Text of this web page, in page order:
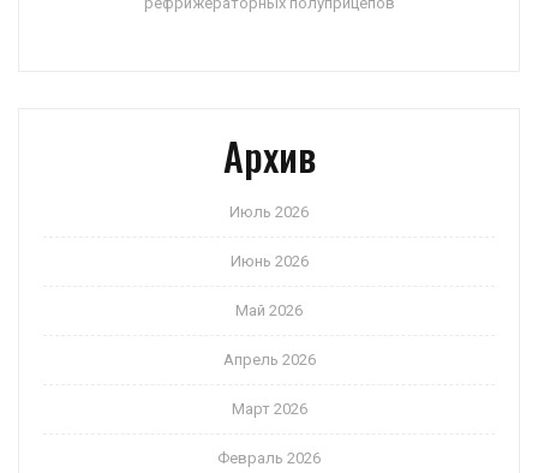
Архив
Июль 2026
Июнь 2026
Май 2026
Апрель 2026
Март 2026
Февраль 2026